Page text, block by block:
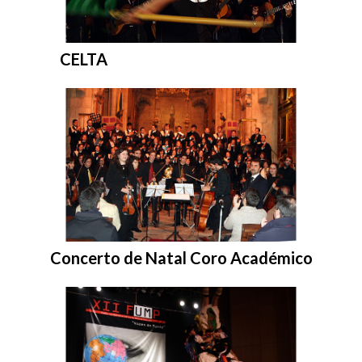
Entrar na pasta:
CELTA
Entrar na pasta:
Concerto de Natal Coro Académico